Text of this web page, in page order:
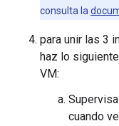
consulta la
para unir las 3
haz lo
VM:
cuando